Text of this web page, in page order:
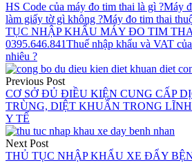
HS Code của máy đo tim thai là gì ?Máy
làm giấy tờ gì không ?Máy đo tim thai
TỤC NHẬP KHẨU MÁY ĐO TIM
0395.646.841Thuế nhập khẩu và VAT
nhiêu ?
Điều
hướng
bài
viết
Previous Post
CƠ SỞ ĐỦ ĐIỀU KIỆN CUNG CẤP
TRÙNG, DIỆT KHUẨN TRONG
Y TẾ
Next Post
THỦ TỤC NHẬP KHẨU XE ĐẨY